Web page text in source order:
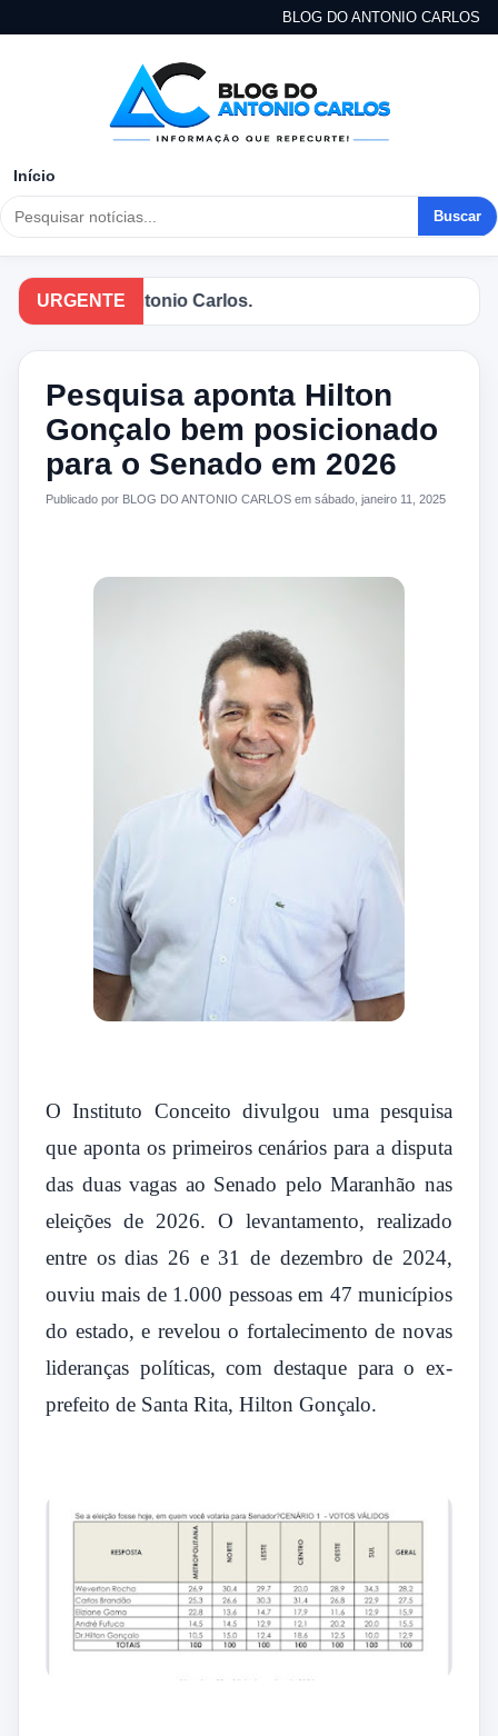
BLOG DO ANTONIO CARLOS
Início
Buscar
URGENTE
Blog do Antonio Carlos.
Pesquisa aponta Hilton
Gonçalo bem posicionado
para o Senado em 2026
Publicado por BLOG DO ANTONIO CARLOS em sábado, janeiro 11, 2025
O Instituto Conceito divulgou uma pesquisa
que aponta os primeiros cenários para a disputa
das duas vagas ao Senado pelo Maranhão nas
eleições de 2026. O levantamento, realizado
entre os dias 26 e 31 de dezembro de 2024,
ouviu mais de 1.000 pessoas em 47 municípios
do estado, e revelou o fortalecimento de novas
lideranças políticas, com destaque para o ex-
prefeito de Santa Rita, Hilton Gonçalo.